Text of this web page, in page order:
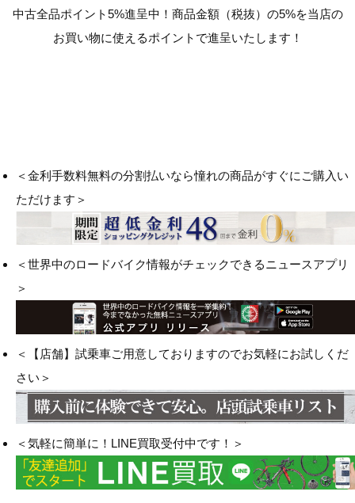
中古全品ポイント5%進呈中！商品金額（税抜）の5%を当店の
お買い物に使えるポイントで進呈いたします！
＜金利手数料無料の分割払いなら憧れの商品がすぐにご購入い
ただけます＞
＜世界中のロードバイク情報がチェックできるニュースアプリ
＞
＜【店舗】試乗車ご用意しておりますのでお気軽にお試しくだ
さい＞
＜気軽に簡単に！LINE買取受付中です！＞